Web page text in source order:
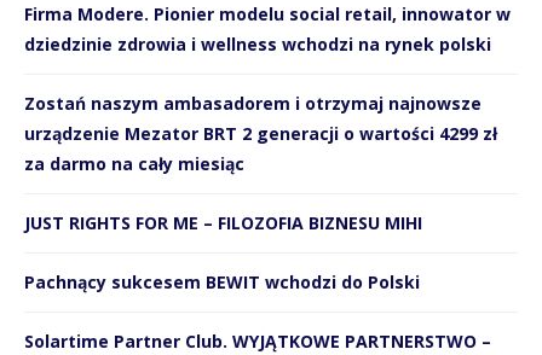
Firma Modere. Pionier modelu social retail, innowator w
dziedzinie zdrowia i wellness wchodzi na rynek polski
Zostań naszym ambasadorem i otrzymaj najnowsze
urządzenie Mezator BRT 2 generacji o wartości 4299 zł
za darmo na cały miesiąc
JUST RIGHTS FOR ME – FILOZOFIA BIZNESU MIHI
Pachnący sukcesem BEWIT wchodzi do Polski
Solartime Partner Club. WYJĄTKOWE PARTNERSTWO –